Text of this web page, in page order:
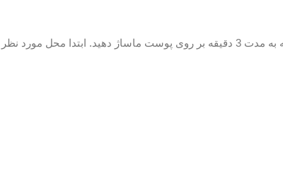
روغن زالو غیر خوراکی بوده و به صورت موضعی روزی دو الی سه مرتبه به مدت 3